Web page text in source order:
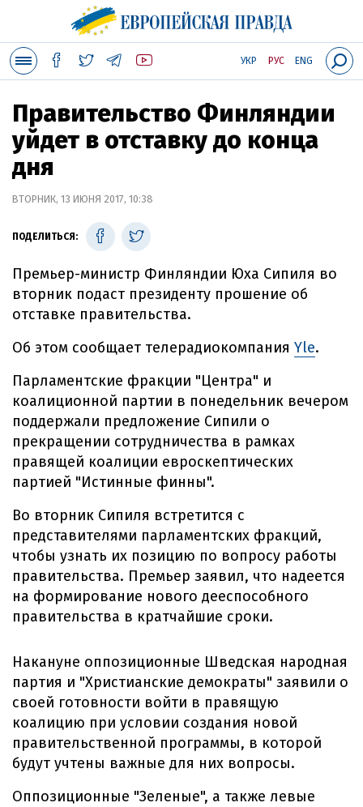
УКР РУС ENG
Правительство Финляндии
уйдет в отставку до конца
дня
ВТОРНИК, 13 ИЮНЯ 2017, 10:38
ПОДЕЛИТЬСЯ:
Премьер-министр Финляндии Юха Сипиля во
вторник подаст президенту прошение об
отставке правительства.
Об этом сообщает телерадиокомпания Yle.
Парламентские фракции "Центра" и
коалиционной партии в понедельник вечером
поддержали предложение Сипили о
прекращении сотрудничества в рамках
правящей коалиции евроскептических
партией "Истинные финны".
Во вторник Сипиля встретится с
представителями парламентских фракций,
чтобы узнать их позицию по вопросу работы
правительства. Премьер заявил, что надеется
на формирование нового дееспособного
правительства в кратчайшие сроки.
Накануне оппозиционные Шведская народная
партия и "Христианские демократы" заявили о
своей готовности войти в правящую
коалицию при условии создания новой
правительственной программы, в которой
будут учтены важные для них вопросы.
Оппозиционные "Зеленые", а также левые